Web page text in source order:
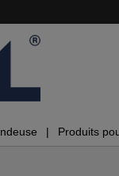
Produits